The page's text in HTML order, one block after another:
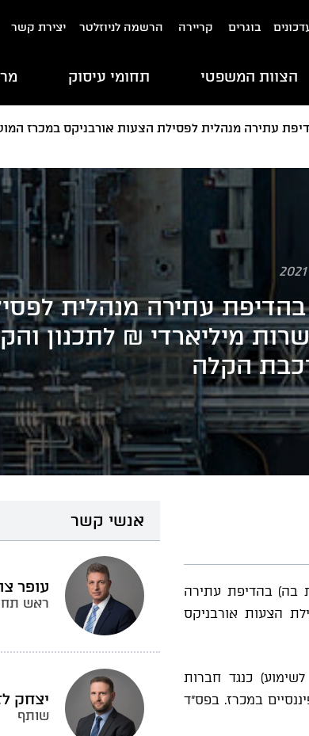
בוגרים קריירה הרשמה לניוזלטר יצירת קשר
הצוות המשפטי תחומי עיסוק
עתירה מנהלית לפסילת הצעות אורבניקס במכרז
בהדיפת עתירה מנהלית
מיליארדי ₪ לתכנון
הקלה
בה) בהדיפת עתירה
הצעות אורבניקס
כנגד חברות
במכרז. בפס"ד
אנשי קשר
עופר
ראש
יצחק
שותף